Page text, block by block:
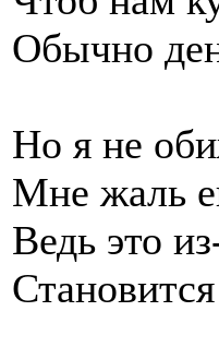
Обычно
Но я не
Мне жаль
Ведь это